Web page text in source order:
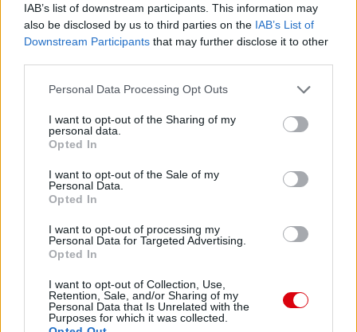
IAB’s list of downstream participants. This information may
also be disclosed by us to third parties on the IAB’s List of
Downstream Participants that may further disclose it to other
Please note that this website/app uses one or more Google
not limited to your visit or usage behaviour. You may click to
grant or deny consent to Google and its third-party tags to
use your data for below specified purposes in below Google
consent section.
Personal Data Processing Opt Outs
I want to opt-out of the Sharing of my
personal data.
Opted In
I want to opt-out of the Sale of my
Personal Data.
Opted In
I want to opt-out of processing my
Personal Data for Targeted Advertising.
Opted In
I want to opt-out of Collection, Use,
Retention, Sale, and/or Sharing of my
Personal Data that Is Unrelated with the
Purposes for which it was collected.
Meccs Center
Paris Saint-Germainvs
Manchester United
Felkészülési szezon 4. mérkőzés
Nya Ullevi, Göteborg
2026-08-08 17:00
1 nap 11 óra 29 perc 4 másodperc
Leeds Unitedvs Manchester United2026-08-12 20:30
AC MilanvsManchester United2026-08-15 18:00